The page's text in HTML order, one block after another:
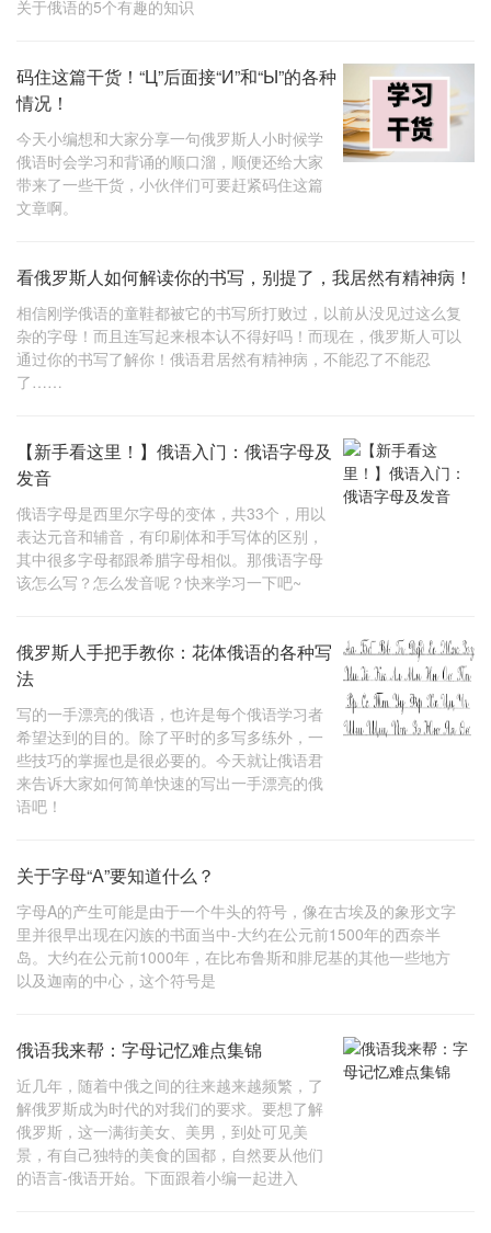
关于俄语的5个有趣的知识
码住这篇干货！“Ц”后面接“И”和“Ы”的各种
情况！
今天小编想和大家分享一句俄罗斯人小时候学
俄语时会学习和背诵的顺口溜，顺便还给大家
带来了一些干货，小伙伴们可要赶紧码住这篇
文章啊。
看俄罗斯人如何解读你的书写，别提了，我居然有精神病！
相信刚学俄语的童鞋都被它的书写所打败过，以前从没见过这么复
杂的字母！而且连写起来根本认不得好吗！而现在，俄罗斯人可以
通过你的书写了解你！俄语君居然有精神病，不能忍了不能忍
了……
【新手看这里！】俄语入门：俄语字母及
发音
俄语字母是西里尔字母的变体，共33个，用以
表达元音和辅音，有印刷体和手写体的区别，
其中很多字母都跟希腊字母相似。那俄语字母
该怎么写？怎么发音呢？快来学习一下吧~
俄罗斯人手把手教你：花体俄语的各种写
法
写的一手漂亮的俄语，也许是每个俄语学习者
希望达到的目的。除了平时的多写多练外，一
些技巧的掌握也是很必要的。今天就让俄语君
来告诉大家如何简单快速的写出一手漂亮的俄
语吧！
关于字母“А”要知道什么？
字母A的产生可能是由于一个牛头的符号，像在古埃及的象形文字
里并很早出现在闪族的书面当中-大约在公元前1500年的西奈半
岛。大约在公元前1000年，在比布鲁斯和腓尼基的其他一些地方
以及迦南的中心，这个符号是
俄语我来帮：字母记忆难点集锦
近几年，随着中俄之间的往来越来越频繁，了
解俄罗斯成为时代的对我们的要求。要想了解
俄罗斯，这一满街美女、美男，到处可见美
景，有自己独特的美食的国都，自然要从他们
的语言-俄语开始。下面跟着小编一起进入